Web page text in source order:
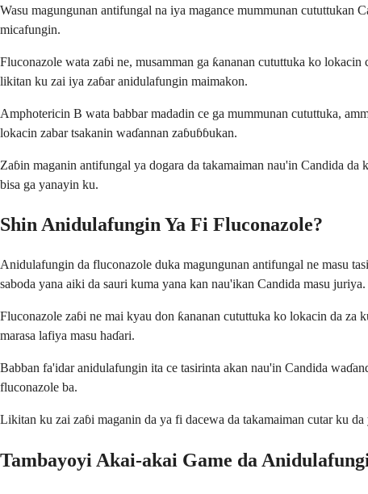
Wasu magungunan antifungal na iya magance mummunan cututtukan
micafungin.
Fluconazole wata zaɓi ne, musamman ga ƙananan cututtuka ko
likitan ku zai iya zaɓar anidulafungin maimakon.
Amphotericin B wata babbar madadin ce ga mummunan cututtuka,
lokacin zabar tsakanin waɗannan zaɓuɓɓukan.
Zaɓin maganin antifungal ya dogara da takamaiman nau'in Candida
bisa ga yanayin ku.
Shin Anidulafungin Ya Fi Fluconazole?
Anidulafungin da fluconazole duka magungunan antifungal ne masu
saboda yana aiki da sauri kuma yana kan nau'ikan Candida masu juriya.
Fluconazole zaɓi ne mai kyau don ƙananan cututtuka ko lokacin da za
marasa lafiya masu haɗari.
Babban fa'idar anidulafungin ita ce tasirinta akan nau'in Candida
fluconazole ba.
Likitan ku zai zaɓi maganin da ya fi dacewa da takamaiman cutar ku
Tambayoyi Akai-akai Game da